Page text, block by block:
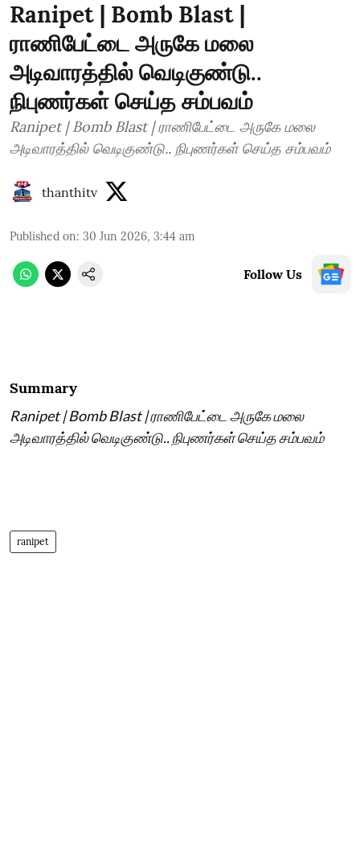
Ranipet | Bomb Blast |
ராணிபேட்டை அருகே மலை
அடிவாரத்தில் வெடிகுண்டு..
நிபுணர்கள் செய்த சம்பவம்
Ranipet | Bomb Blast | ராணிபேட்டை அருகே மலை
அடிவாரத்தில் வெடிகுண்டு.. நிபுணர்கள் செய்த சம்பவம்
thanthitv
Published on: 30 Jun 2026, 3:44 am
Follow Us
Summary
Ranipet | Bomb Blast | ராணிபேட்டை அருகே மலை
அடிவாரத்தில் வெடிகுண்டு.. நிபுணர்கள் செய்த சம்பவம்
ranipet